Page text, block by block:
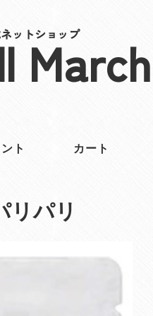
ットショップ
ト カート
パリ